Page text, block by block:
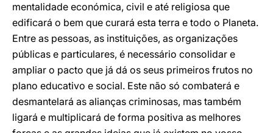
mentalidade económica, civil e até religiosa que
edificará o bem que curará esta terra e todo o Planeta.
Entre as pessoas, as instituições, as organizações
públicas e particulares, é necessário consolidar e
ampliar o pacto que já dá os seus primeiros frutos no
plano educativo e social. Este não só combaterá e
desmantelará as alianças criminosas, mas também
ligará e multiplicará de forma positiva as melhores